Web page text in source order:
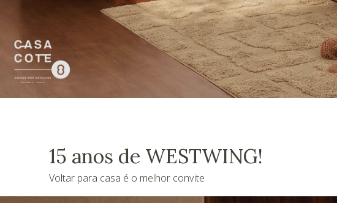
15 anos de WESTWING!
Voltar para casa é o melhor convite